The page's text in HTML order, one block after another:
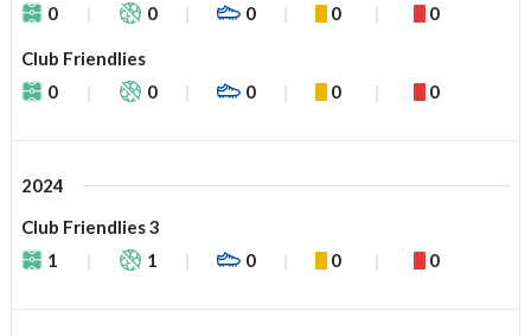
0
0 0 0 0
Club Friendlies
0
0 0 0 0
2024
Club Friendlies 3
1
1 0 0 0